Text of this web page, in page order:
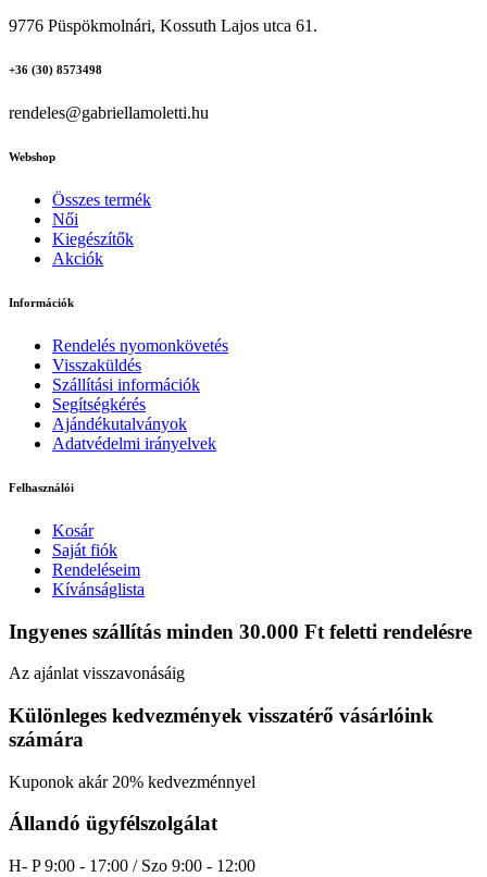
9776 Püspökmolnári, Kossuth Lajos utca 61.
+36 (30) 8573498
rendeles@gabriellamoletti.hu
Webshop
Összes termék
Női
Kiegészítők
Akciók
Információk
Rendelés nyomonkövetés
Visszaküldés
Szállítási információk
Segítségkérés
Ajándékutalványok
Adatvédelmi irányelvek
Felhasználói
Kosár
Saját fiók
Rendeléseim
Kívánságlista
Ingyenes szállítás minden 30.000 Ft feletti rendelésre
Az ajánlat visszavonásáig
Különleges kedvezmények visszatérő vásárlóink
számára
Kuponok akár 20% kedvezménnyel
Állandó ügyfélszolgálat
H- P 9:00 - 17:00 / Szo 9:00 - 12:00